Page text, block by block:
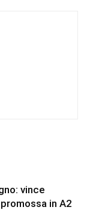
vince
in A2